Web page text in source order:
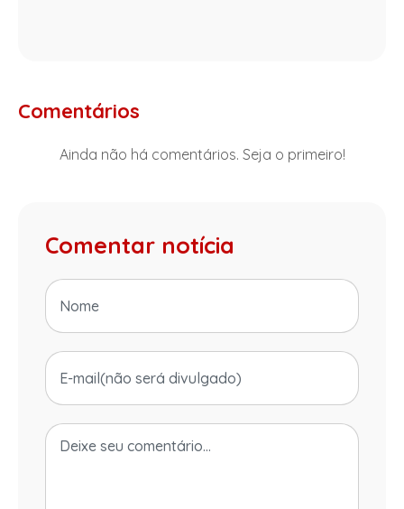
Comentários
Ainda não há comentários. Seja o primeiro!
Comentar notícia